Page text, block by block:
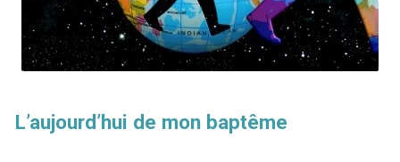
L’aujourd’hui de mon baptême